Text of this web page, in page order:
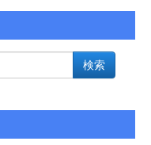
検索